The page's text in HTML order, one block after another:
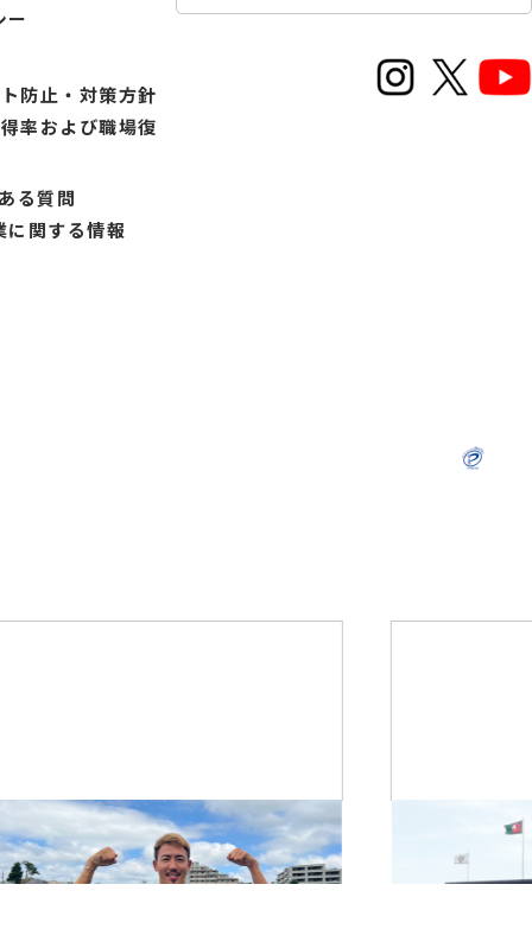
ー
防止・対策方針
率および職場復
る質問
に関する情報